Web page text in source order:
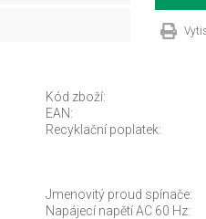
Kód zboží:
EAN:
Recyklační poplatek:
Jmenovitý proud spínače:
Napájecí napětí AC 60 Hz: